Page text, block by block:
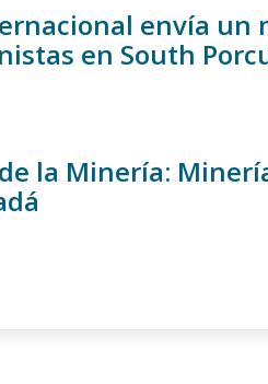
envía un
en South
la Minería: